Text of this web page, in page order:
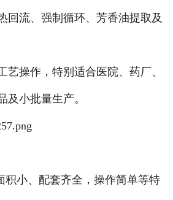
企业荣誉
联系我们
回流、强制循环、芳香油提取及
艺操作，特别适合医院、药厂、
及小批量生产。
积小、配套齐全，操作简单等特